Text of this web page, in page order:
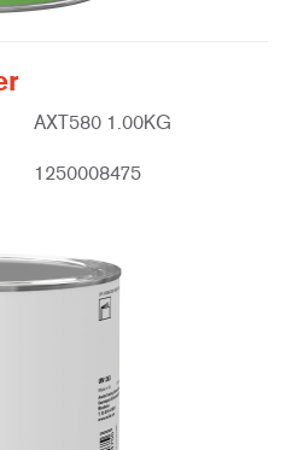
AXT580 1.00KG
1250008475